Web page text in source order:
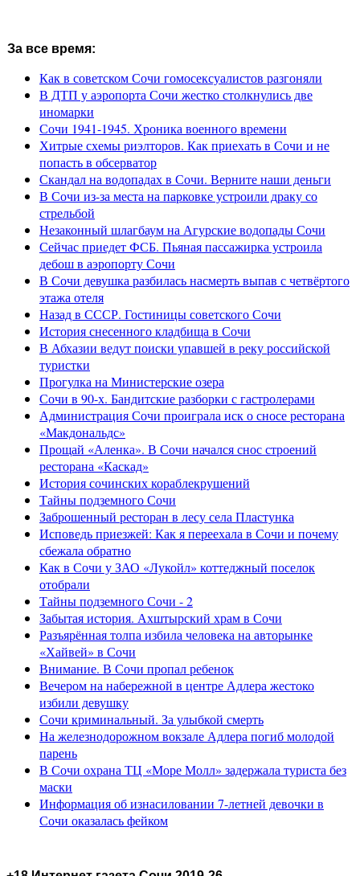
За все время:
Как в советском Сочи гомосексуалистов разгоняли
В ДТП у аэропорта Сочи жестко столкнулись две
иномарки
Сочи 1941-1945. Хроника военного времени
Хитрые схемы риэлторов. Как приехать в Сочи и не
попасть в обсерватор
Скандал на водопадах в Сочи. Верните наши деньги
В Сочи из-за места на парковке устроили драку со
стрельбой
Незаконный шлагбаум на Агурские водопады Сочи
Сейчас приедет ФСБ. Пьяная пассажирка устроила
дебош в аэропорту Сочи
В Сочи девушка разбилась насмерть выпав с четвёртого
этажа отеля
Назад в СССР. Гостиницы советского Сочи
История снесенного кладбища в Сочи
В Абхазии ведут поиски упавшей в реку российской
туристки
Прогулка на Министерские озера
Сочи в 90-х. Бандитские разборки с гастролерами
Администрация Сочи проиграла иск о сносе ресторана
«Макдональдс»
Прощай «Аленка». В Сочи начался снос строений
ресторана «Каскад»
История сочинских кораблекрушений
Тайны подземного Сочи
Заброшенный ресторан в лесу села Пластунка
Исповедь приезжей: Как я переехала в Сочи и почему
сбежала обратно
Как в Сочи у ЗАО «Лукойл» коттеджный поселок
отобрали
Тайны подземного Сочи - 2
Забытая история. Ахштырский храм в Сочи
Разъярённая толпа избила человека на авторынке
«Хайвей» в Сочи
Внимание. В Сочи пропал ребенок
Вечером на набережной в центре Адлера жестоко
избили девушку
Сочи криминальный. За улыбкой смерть
На железнодорожном вокзале Адлера погиб молодой
парень
В Сочи охрана ТЦ «Море Молл» задержала туриста без
маски
Информация об изнасиловании 7-летней девочки в
Сочи оказалась фейком